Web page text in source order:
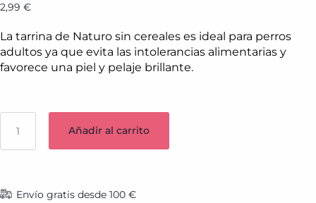
2,99 €
La tarrina de Naturo sin cereales es ideal para perros
adultos ya que evita las intolerancias alimentarias y
favorece una piel y pelaje brillante.
Añadir al carrito
Envío gratis desde 100 €